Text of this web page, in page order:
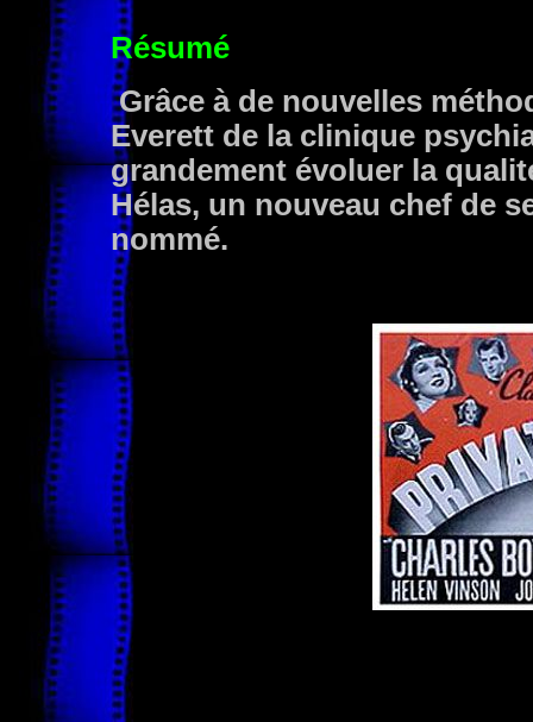
Résumé
Grâce à de nouvelles
Everett de la clinique
grandement évoluer la
Hélas, un nouveau chef de
nommé.